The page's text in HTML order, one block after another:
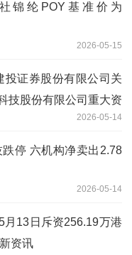
锦纶POY基准价为
2026-05-15
投证券股份有限公司关
技股份有限公司重大资
度业绩承诺实现情况的
2026-05-14
停 六机构净卖出2.78
2026-05-14
月13日斥资256.19万港
资讯